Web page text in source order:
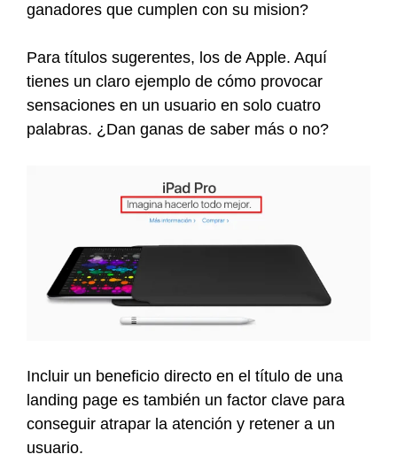
ganadores que cumplen con su mision?
Para títulos sugerentes, los de Apple. Aquí
tienes un claro ejemplo de cómo provocar
sensaciones en un usuario en solo cuatro
palabras. ¿Dan ganas de saber más o no?
Incluir un beneficio directo en el título de una
landing page es también un factor clave para
conseguir atrapar la atención y retener a un
usuario.